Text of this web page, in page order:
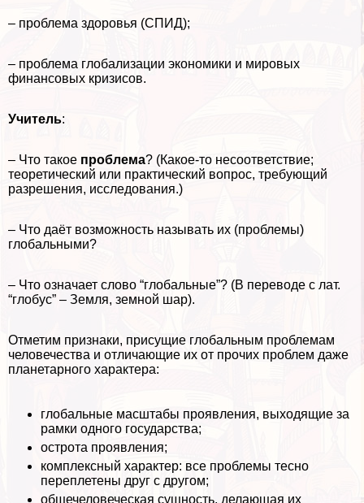
– проблема здоровья (СПИД);
– проблема глобализации экономики и мировых
финансовых кризисов.
Учитель:
– Что такое проблема? (Какое-то несоответствие;
теоретический или пpaктический вопрос, требующий
разрешения, исследования.)
– Что даёт возможность называть их (проблемы)
глобальными?
– Что означает слово “глобальные”? (В переводе с лат.
“глобус” – Земля, земной шар).
Отметим признаки, присущие глобальным проблемам
человечества и отличающие их от прочих проблем даже
планетарного хаpaктера:
глобальные масштабы проявления, выходящие за
рамки одного государства;
острота проявления;
комплексный хаpaктер: все проблемы тесно
переплетены друг с другом;
общечеловеческая сущность, делающая их